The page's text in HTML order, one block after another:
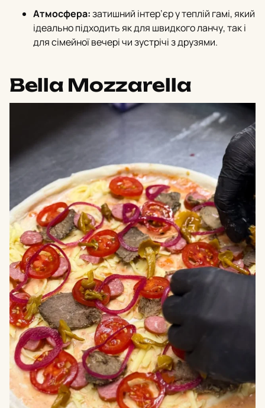
Атмосфера:затишний інтер’єр у теплій гамі, який
ідеально підходить як для швидкого ланчу, так і
для сімейної вечері чи зустрічі з друзями.
Bella Mozzarella